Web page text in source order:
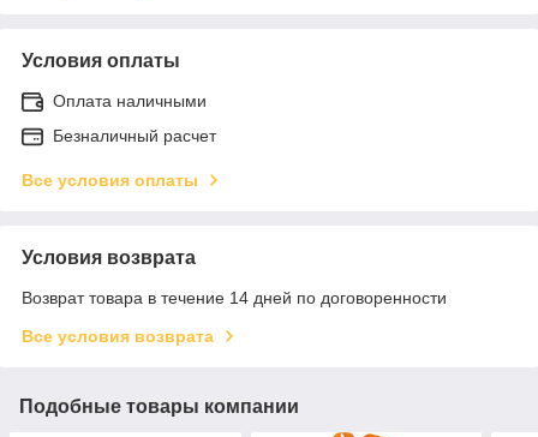
Условия оплаты
Оплата наличными
Безналичный расчет
Все условия оплаты
Условия возврата
Возврат товара в течение 14 дней по договоренности
Все условия возврата
Подобные товары компании